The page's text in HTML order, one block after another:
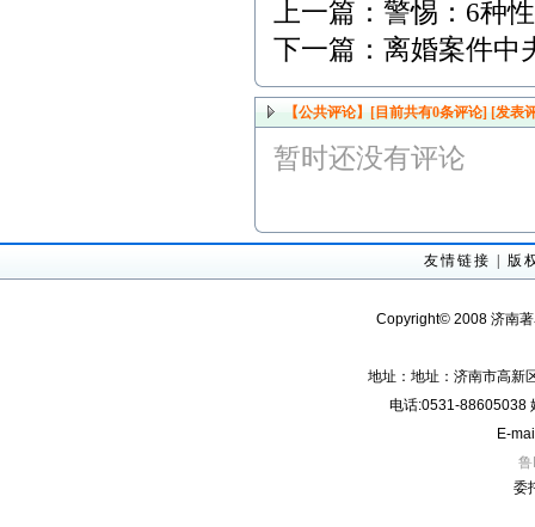
上一篇： 警惕：6种
下一篇： 离婚案件中
【公共评论】[目前共有0条评论] [发表
暂时还没有评论
友情链接 版
Copyright© 2008 济南
地址：地址：济南市高新
电话:0531-88605038
E-
委